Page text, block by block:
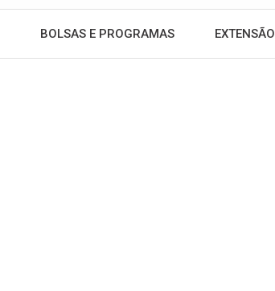
BOLSAS E PROGRAMAS EXTENSÃO